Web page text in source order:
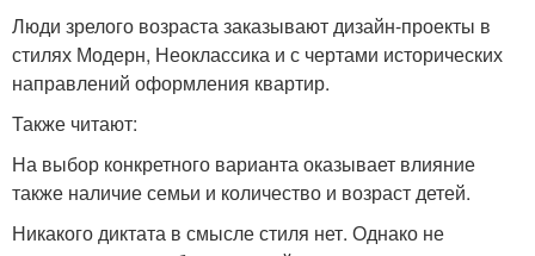
Люди зрелого возраста заказывают дизайн-проекты в
стилях Модерн, Неоклассика и с чертами исторических
направлений оформления квартир.
Также читают:
На выбор конкретного варианта оказывает влияние
также наличие семьи и количество и возраст детей.
Никакого диктата в смысле стиля нет. Однако не